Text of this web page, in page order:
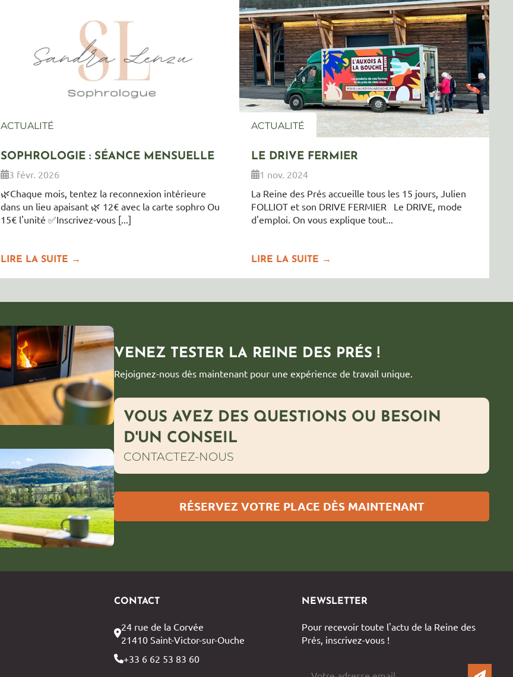
ACTUALITÉ
SOPHROLOGIE : SÉANCE MENSUELLE
3 févr. 2026
🌿Chaque mois, tentez la reconnexion intérieure
dans un lieu apaisant 🌿 12€ avec la carte sophro Ou
15€ l'unité ✅️Inscrivez-vous [...]
LIRE LA SUITE →
ACTUALITÉ
LE DRIVE FERMIER
1 nov. 2024
La Reine des Prés accueille tous les 15 jours, Julien
FOLLIOT et son DRIVE FERMIER Le DRIVE, mode
d'emploi. On vous explique tout...
LIRE LA SUITE →
VENEZ TESTER LA REINE DES PRÉS !
Rejoignez-nous dès maintenant pour une expérience de travail unique.
VOUS AVEZ DES QUESTIONS OU BESOIN
D'UN CONSEIL
CONTACTEZ-NOUS
RÉSERVEZ VOTRE PLACE DÈS MAINTENANT
CONTACT
24 rue de la Corvée
21410 Saint-Victor-sur-Ouche
+33 6 62 53 83 60
NEWSLETTER
Pour recevoir toute l'actu de la Reine des
Prés, inscrivez-vous !